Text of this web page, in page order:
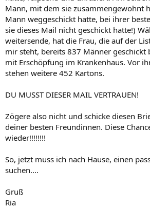
Mann, mit dem sie zusammengewohnt
Mann weggeschickt hatte, bei ihrer
sie dieses Mail nicht geschickt hatte!)
weitersende, hat die Frau, die auf der
mir steht, bereits 837 Männer
mit Erschöpfung im Krankenhaus. Vor
stehen weitere 452 Kartons.
DU MUSST DIESER MAIL VERTRAUEN!
Zögere also nicht und schicke diesen
deiner besten Freundinnen. Diese
wieder!!!!!!!!
So, jetzt muss ich nach Hause, einen
suchen....
Gruß
Ria